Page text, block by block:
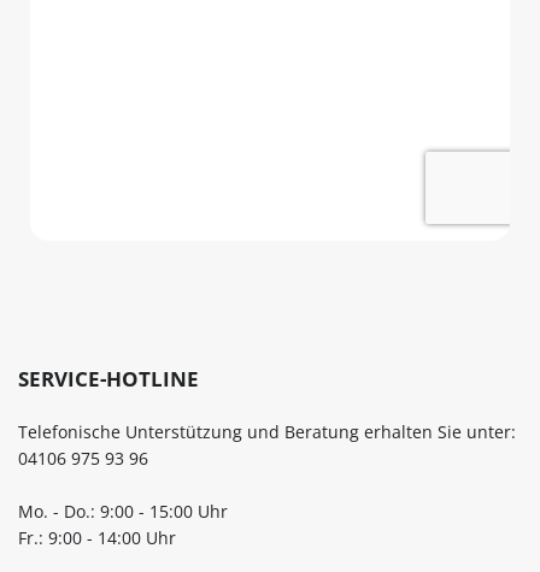
SERVICE-HOTLINE
Telefonische Unterstützung und Beratung erhalten Sie unter:
04106 975 93 96
Mo. - Do.: 9:00 - 15:00 Uhr
Fr.: 9:00 - 14:00 Uhr